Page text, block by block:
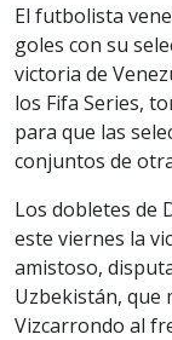
El futbolista
goles con su
victoria de
los Fifa Series,
para que las
conjuntos de
Los dobletes de
este viernes la
amistoso,
Uzbekistán, que
Vizcarrondo al